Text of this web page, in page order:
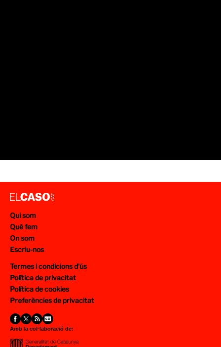
Qui som
Què fem
On som
Escriu-nos
Termes i condicions d’ús
Política de privacitat
Política de cookies
Preferències de privacitat
Amb la col·laboració de: